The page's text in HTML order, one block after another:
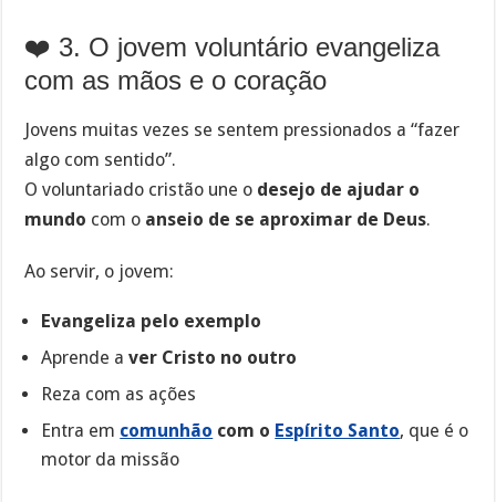
❤️ 3. O jovem voluntário evangeliza
com as mãos e o coração
Jovens muitas vezes se sentem pressionados a “fazer
algo com sentido”.
O voluntariado cristão une o desejo de ajudar o
mundo com o anseio de se aproximar de Deus.
Ao servir, o jovem:
Evangeliza pelo exemplo
Aprende aver Cristo no outro
Reza com as ações
Entra em comunhão com o Espírito Santo, que é o
motor da missão